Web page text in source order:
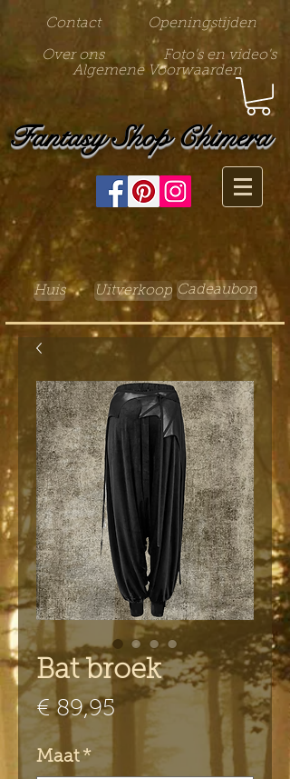
Contact Openingstijden
Over ons
Foto's en video's
Algemene Voorwaarden
Fantasy Shop Chimera
Huis Uitverkoop Cadeaubon
Bat broek
€ 89,95Prijs
Maat *